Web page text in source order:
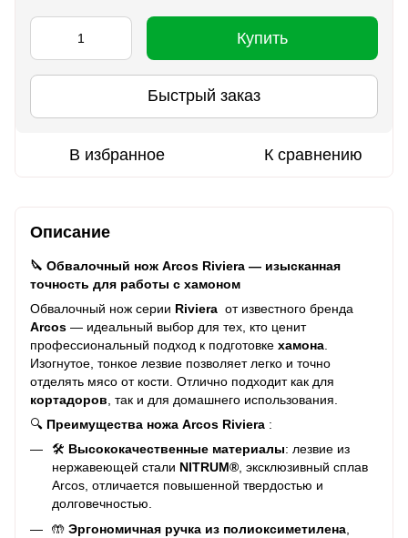
Купить
Быстрый заказ
В избранное К сравнению
Описание
🔪 Обвалочный нож Arcos Riviera — изысканная
точность для работы с хамоном
Обвалочный нож серии Riviera от известного бренда
Arcos — идеальный выбор для тех, кто ценит
профессиональный подход к подготовке хамона
Изогнутое, тонкое лезвие позволяет легко и точно
отделять мясо от кости. Отлично подходит как для
кортадоров , так и для домашнего использования.
🔍 Преимущества ножа Arcos Riviera :
🛠️ Высококачественные материалы: лезвие из
нержавеющей стали NITRUM® , эксклюзивный сплав
Arcos, отличается повышенной твердостью и
долговечностью.
🤲 Эргономичная ручка из полиоксиметилена